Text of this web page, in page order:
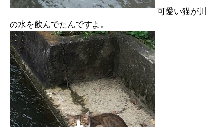
可愛い猫が川
の水を飲んでたんですよ。